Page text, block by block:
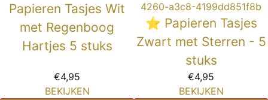
Papieren Tasjes Wit
met Regenboog
Hartjes 5 stuks
€4,95
BEKIJKEN
⭐ Papieren Tasjes
Zwart met Sterren - 5
stuks
€4,95
BEKIJKEN